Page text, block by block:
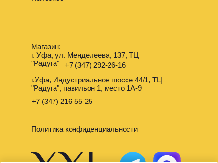
Политика конфиденциальности
Магазин:
г. Уфа, ул. Менделеева, 137, ТЦ
"Радуга"
г.Уфа, Индустриальное шоссе 44/1, ТЦ
"Радуга", павильон 1, место 1А-9
+7 (347) 216-55-25
+7 (347) 292-26-16